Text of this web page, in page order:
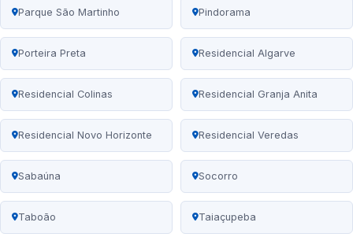
Parque São Martinho Pindorama
Porteira Preta Residencial Algarve
Residencial Colinas Residencial Granja Anita
Residencial Novo Horizonte Residencial Veredas
Sabaúna Socorro
Taboão Taiaçupeba